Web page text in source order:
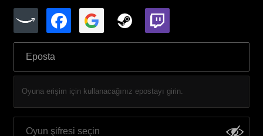
Oyuna erişim için kullanacağınız epostayı girin.